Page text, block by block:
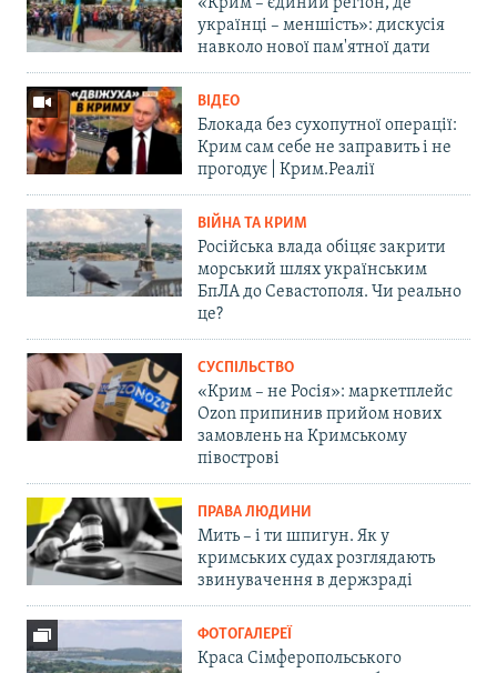
«Крим – єдиний регіон, де
українці – меншість»: дискусія
навколо нової пам'ятної дати
ВІДЕО
Блокада без сухопутної операції:
Крим сам себе не заправить і не
прогодує | Крим.Реалії
ВІЙНА ТА КРИМ
Російська влада обіцяє закрити
морський шлях українським
БпЛА до Севастополя. Чи реально
це?
СУСПІЛЬСТВО
«Крим – не Росія»: маркетплейс
Ozon припинив прийом нових
замовлень на Кримському
півострові
ПРАВА ЛЮДИНИ
Мить – і ти шпигун. Як у
кримських судах розглядають
звинувачення в держзраді
ФОТОГАЛЕРЕЇ
Краса Сімферопольського